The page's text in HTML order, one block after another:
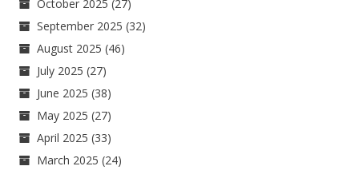
October 2025 (27)
September 2025 (32)
August 2025 (46)
July 2025 (27)
June 2025 (38)
May 2025 (27)
April 2025 (33)
March 2025 (24)